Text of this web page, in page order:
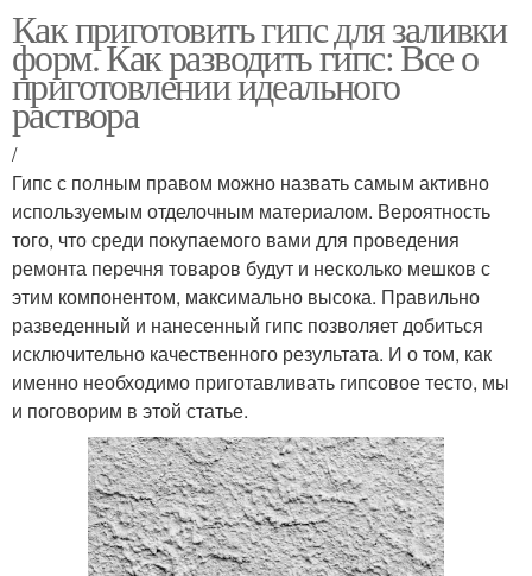
Как приготовить гипс для заливки
форм. Как разводить гипс: Все о
приготовлении идеального
раствора
/
Гипс с полным правом можно назвать самым активно
используемым отделочным материалом. Вероятность
того, что среди покупаемого вами для проведения
ремонта перечня товаров будут и несколько мешков с
этим компонентом, максимально высока. Правильно
разведенный и нанесенный гипс позволяет добиться
исключительно качественного результата. И о том, как
именно необходимо приготавливать гипсовое тесто, мы
и поговорим в этой статье.